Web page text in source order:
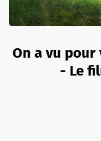
On a vu pour
- Le